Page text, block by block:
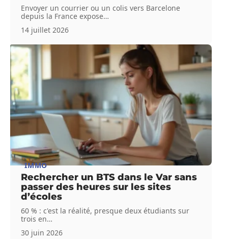
Envoyer un courrier ou un colis vers Barcelone
depuis la France expose…
14 juillet 2026
IMMO
Rechercher un BTS dans le Var sans
passer des heures sur les sites
d’écoles
60 % : c'est la réalité, presque deux étudiants sur
trois en…
30 juin 2026